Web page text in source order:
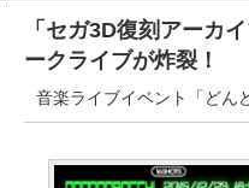
「セガ3D復刻アーカ
ークライブが炸裂！
音楽ライブイベント「どん